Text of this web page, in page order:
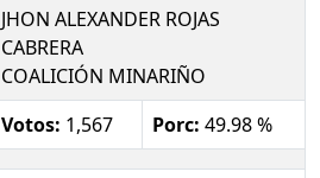
JHON ALEXANDER ROJAS
CABRERA
COALICIÓN MINARIÑO
Votos: 1,567 Porc: 49.98 %